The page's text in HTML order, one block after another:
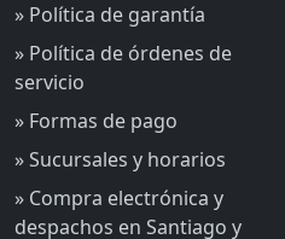
» Política de garantía
» Política de órdenes de
servicio
» Formas de pago
» Sucursales y horarios
» Compra electrónica y
despachos en Santiago y